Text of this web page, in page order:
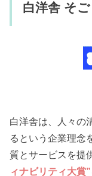
白洋舎 そ
白洋舎は、人々の
るという企業理念
質とサービスを提
ィナビリティ大賞”